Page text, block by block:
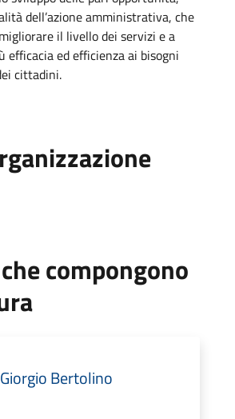
dell’azione amministrativa, che
il livello dei servizi e a
efficacia ed efficienza ai bisogni
cittadini.
compongono
Giorgio Bertolino